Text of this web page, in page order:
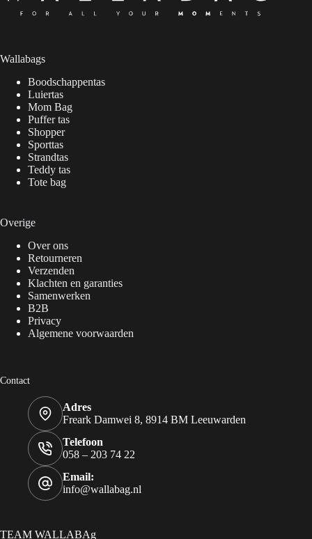
Wallabags
Boodschappentas
Luiertas
Mom Bag
Puffer tas
Shopper
Sporttas
Strandtas
Teddy tas
Tote bag
Overige
Over ons
Retourneren
Verzenden
Klachten en garanties
Samenwerken
B2B
Privacy
Algemene voorwaarden
Contact
Adres
Freark Damwei 8, 8914 BM Leeuwarden
Telefoon
058 – 203 74 22
Email:
info@wallabag.nl
TEAM WALLABAg